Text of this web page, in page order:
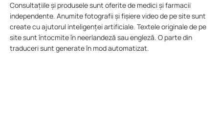
Consultațiile și produsele sunt oferite de medici și farmacii
independente. Anumite fotografii și fișiere video de pe site sunt
create cu ajutorul inteligenței artificiale. Textele originale de pe
site sunt întocmite în neerlandeză sau engleză. O parte din
traduceri sunt generate în mod automatizat.